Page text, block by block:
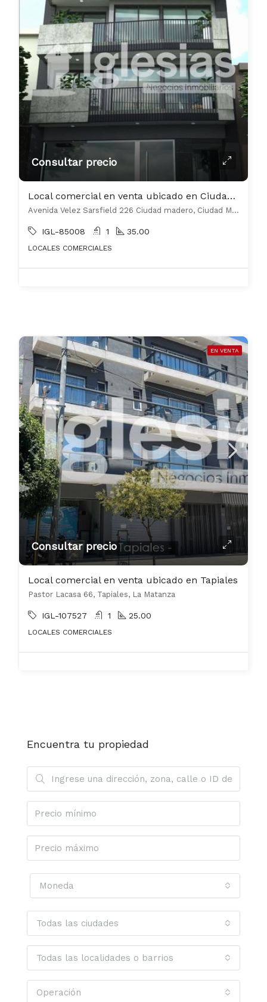
Consultar precio
Local comercial en venta ubicado en Ciudad Madero
Avenida Velez Sarsfield 226 Ciudad madero, Ciudad Madero, La Matanza
IGL-85008 1 35.00
LOCALES COMERCIALES
EN VENTA
Consultar precio
Local comercial en venta ubicado en Tapiales
Pastor Lacasa 66, Tapiales, La Matanza
IGL-107527 1 25.00
LOCALES COMERCIALES
Encuentra tu propiedad
Moneda
Todas las ciudades
Todas las localidades o barrios
Operación